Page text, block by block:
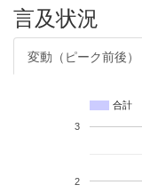
言及状況
変動（ピーク前後）
合計
2
3